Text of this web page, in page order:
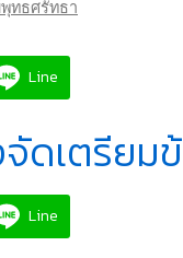
ทธศรัทธา
Line
ดเตรียม
Line